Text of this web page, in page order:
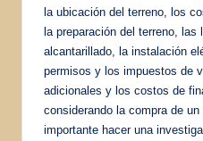
la ubicación del terreno, los
la preparación del terreno, las
alcantarillado, la instalación
permisos y los impuestos de
adicionales y los costos de
considerando la compra de
importante hacer una